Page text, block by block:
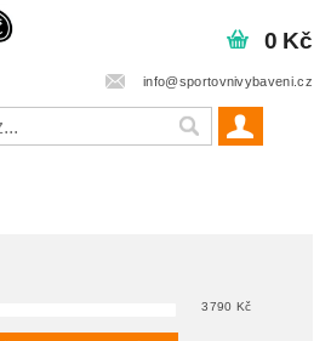
info@sportovnivybaveni.cz
0 Kč
3790 Kč